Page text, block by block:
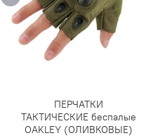
ПЕРЧАТКИ
ТАКТИЧЕСКИЕ беспалые
OAKLEY (ОЛИВКОВЫЕ)